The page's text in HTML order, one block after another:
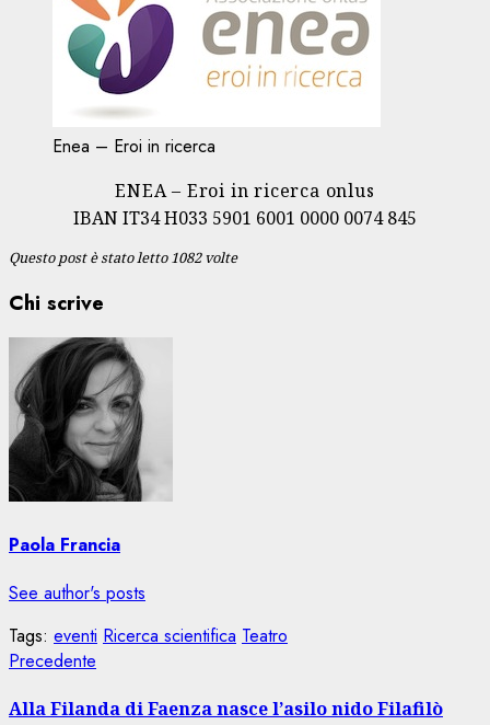
Enea – Eroi in ricerca
ENEA – Eroi in ricerca onlus
IBAN IT34 H033 5901 6001 0000 0074 845
Questo post è stato letto 1082 volte
Chi scrive
Paola Francia
See author's posts
Tags: eventi Ricerca scientifica Teatro
Navigazione
articolo
Precedente
Alla Filanda di Faenza nasce l’asilo nido Filafilò